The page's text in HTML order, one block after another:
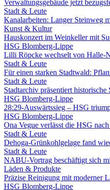
Verwaltungsgebäude jetzt
Stadt & Leute
Kanalarbeiten: Langer Steinweg
Kunst & Kultur
Hauskonzert im Weinkeller mit
HSG Blomberg-Lippe
Lilli Röpcke wechselt von Halle-
Stadt & Leute
Für einen starken Stadtwald:
Stadt & Leute
Stadtarchiv präsentiert historische
HSG Blomberg-Lippe
28:29-Auswärtssieg – HSG
HSG Blomberg-Lippe
Ona Vegue verlässt die HSG
Stadt & Leute
Dehoga-Grünkohlgelage fand
Stadt & Leute
NABU-Vortrag beschäftigt sich
Läden & Produkte
Präzise Reinigung mit moderner
HSG Blomberg-Lippe